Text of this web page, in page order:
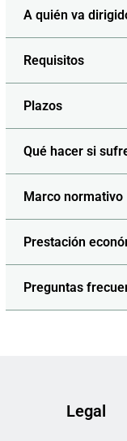
A quién va
Requisitos
Plazos
Qué hacer si
Marco normativo
Prestación
Preguntas
Legal